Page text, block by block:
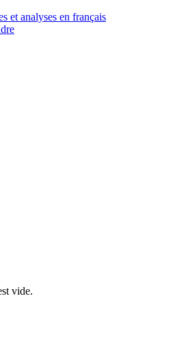
et analyses en français
vide.